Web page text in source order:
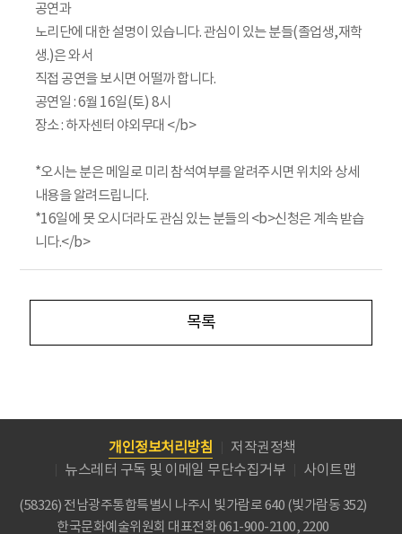
공연과
노리단에 대한 설명이 있습니다. 관심이 있는 분들(졸업생,재학
생.)은 와서
직접 공연을 보시면 어떨까 합니다.
공연일 : 6월 16일(토) 8시
장소 : 하자센터 야외무대 </b>
*오시는 분은 메일로 미리 참석여부를 알려주시면 위치와 상세
내용을 알려드립니다.
*16일에 못 오시더라도 관심 있는 분들의 <b>신청은 계속 받습
니다.</b>
목록
개인정보처리방침
저작권정책
뉴스레터 구독 및 이메일 무단수집거부
사이트맵
(58326) 전남광주통합특별시 나주시 빛가람로 640 (빛가람동 352)
한국문화예술위원회 대표전화 061-900-2100, 2200